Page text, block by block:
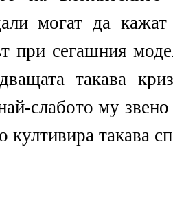
могат да
при сегашния
такава
слабото му
култивира такава